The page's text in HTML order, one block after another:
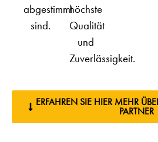
abgestimmt
sind.
höchste
Qualität
und
Zuverlässigkeit.
ERFAHREN SIE HIER MEHR
PARTNER